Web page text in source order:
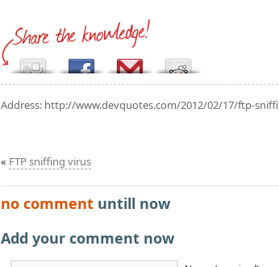
Address: http://www.devquotes.com/2012/02/17/ftp-
« FTP sniffing virus
no comment untill now
Add your comment now